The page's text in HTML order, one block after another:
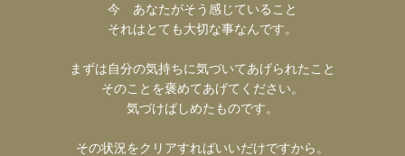
今 あなたがそう感じていること
それはとても大切な事なんです。
まずは自分の気持ちに気づいてあげられたこと
そのことを褒めてあげてください。
気づけばしめたものです。
その状況をクリアすればいいだけですから。